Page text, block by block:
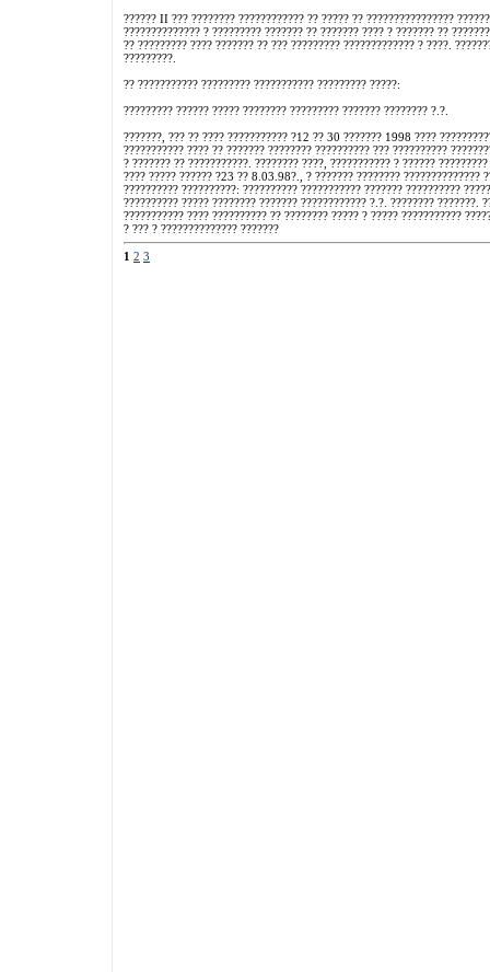
?????? II ??? ???????? ???????????? ?? ????? ?? ????????????????
?????????????? ? ????????? ??????? ?? ??????? ???? ? ??????? ??
?? ????????? ???? ??????? ?? ??? ????????? ????????????? ? ????.
?????????.
?? ??????????? ????????? ??????????? ????????? ?????:
????????? ?????? ????? ???????? ????????? ??????? ???????? ?.?.
???????, ??? ?? ???? ??????????? ?12 ?? 30 ??????? 1998 ????
??????????? ???? ?? ??????? ???????? ?????????? ??? ??????????
? ??????? ?? ???????????. ???????? ????, ??????????? ? ??????
???? ????? ?????? ?23 ?? 8.03.98?., ? ??????? ???????? ??????????????
?????????? ??????????: ?????????? ??????????? ??????? ??????????
?????????? ????? ???????? ??????? ???????????? ?.?. ???????? ???????.
??????????? ???? ?????????? ?? ???????? ????? ? ????? ???????????
? ??? ? ?????????????? ???????
1 2 3